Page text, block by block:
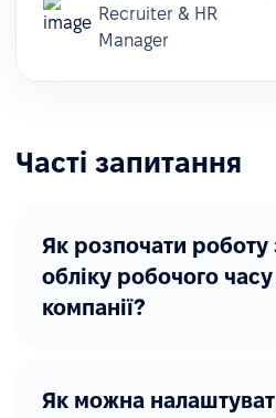
Recruiter & HR
Manager
Часті запитання
Як розпочати
обліку робочого
компанії?
Як можна